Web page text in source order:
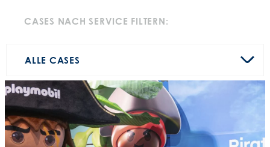
CASES NACH SERVICE FILTERN:
ALLE CASES